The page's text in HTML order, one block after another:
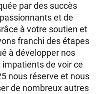
par des succès
et de
à votre soutien et
franchi des étapes
à développer nos
de voir ce
nous réserve et nous
de nombreux autres